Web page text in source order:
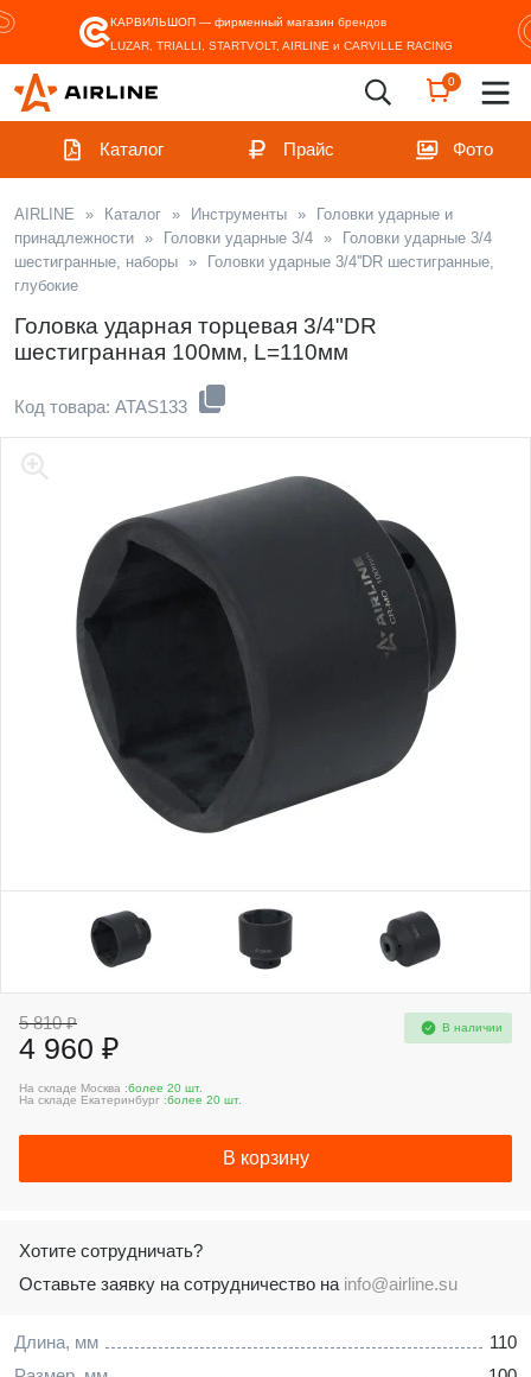
КАРВИЛЬШОП — фирменный магазин брендов
LUZAR, TRIALLI, STARTVOLT, AIRLINE и CARVILLE RACING
0
Каталог Прайс Фото
AIRLINE » Каталог » Инструменты »
Головки ударные и
принадлежности » Головки ударные 3/4 »
Головки ударные 3/4
шестигранные, наборы »
Головки ударные 3/4''DR шестигранные,
глубокие
Головка ударная торцевая 3/4"DR
шестигранная 100мм, L=110мм
Код товара: ATAS133
Длина, мм
110
5 810 ₽
4 960 ₽
В наличии
На складе Москва :более 20 шт.
На складе Екатеринбург :более 20 шт.
В корзину
Хотите сотрудничать?
Оставьте заявку на сотрудничество на info@airline.su